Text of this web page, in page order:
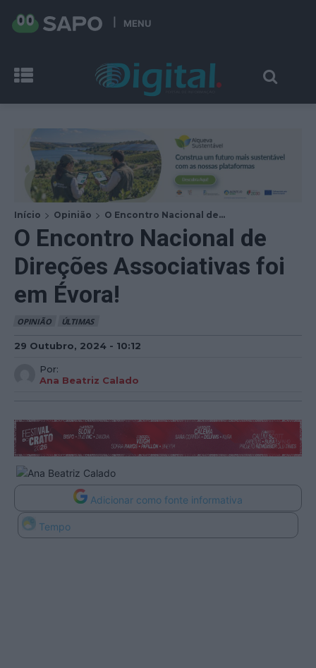
MENU
Início Opinião O Encontro Nacional de...
O Encontro Nacional de
Direções Associativas foi
em Évora!
OPINIÃO ÚLTIMAS
29 Outubro, 2024 - 10:12
Por:
Ana Beatriz Calado
Adicionar como fonte informativa
Tempo